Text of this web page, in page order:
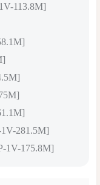
113.8M]
281.5M]
1V-175.8M]